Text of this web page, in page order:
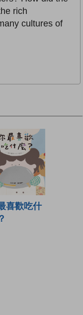
rich
cultures of
喜歡吃什